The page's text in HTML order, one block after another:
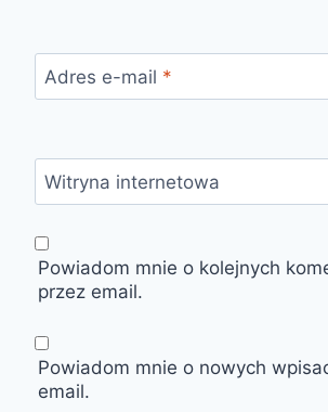
Adres e-mail *
Witryna internetowa
Powiadom mnie o kolejnych
przez email.
Powiadom mnie o nowych
email.